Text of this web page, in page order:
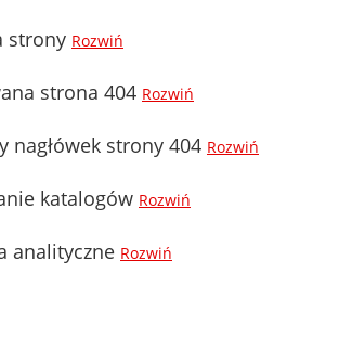
strony Rozwiń
strona 404 Rozwiń
nagłówek strony 404 Rozwiń
katalogów Rozwiń
analityczne Rozwiń